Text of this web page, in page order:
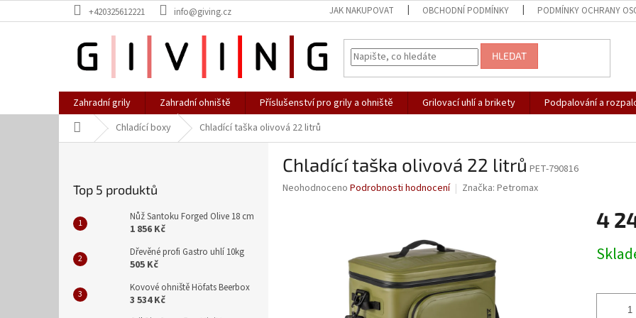
na
+420325612221 info@giving.cz JAK NAKUPOVAT OBCHODNÍ PODMÍNKY PODMÍNKY OCHRANY
HLEDAT
Zahradní grily Zahradní ohniště Příslušenství pro grily a ohniště Grilovací uhlí a brikety Podpalování a
Domů Chladící boxy Chladící taška olivová 22 litrů
Top 5 produktů
Nůž Santoku Forged Olive 18 cm
1 856 Kč
Dřevěné profi Gastro uhlí 10kg
505 Kč
Kovové ohniště Höfats Beerbox
3 534 Kč
Chladící taška olivová 22 litrů PET-790816
Průměrné
Neohodnoceno Podrobnosti hodnocení Značka: Petromax
4
cena: